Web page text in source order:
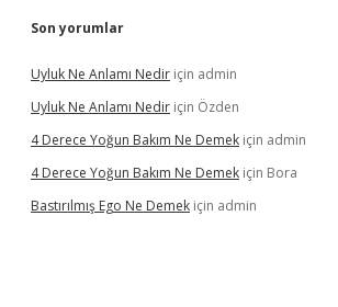
Son yorumlar
Uyluk Ne Anlamı Nedir için admin
Uyluk Ne Anlamı Nedir için Özden
4 Derece Yoğun Bakım Ne Demek için admin
4 Derece Yoğun Bakım Ne Demek için Bora
Bastırılmış Ego Ne Demek için admin